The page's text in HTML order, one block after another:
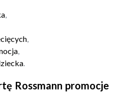
,
,
,
.
Rossmann promocje